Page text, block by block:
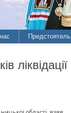
Предстоятель
ліквідації